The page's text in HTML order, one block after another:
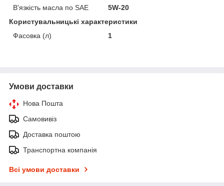
В'язкість масла по SAE
5W-20
Користувальницькі характеристики
Фасовка (л)
1
Умови доставки
Нова Пошта
Самовивіз
Доставка поштою
Транспортна компанія
Всі умови доставки